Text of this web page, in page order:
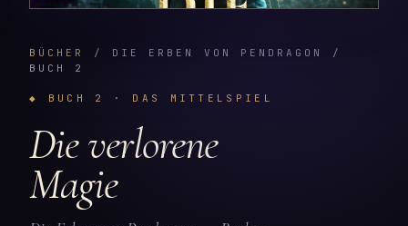
BÜCHER
/ DIE ERBEN VON PENDRAGON /
BUCH 2
◆ BUCH 2 · DAS MITTELSPIEL
Die verlorene
Magie